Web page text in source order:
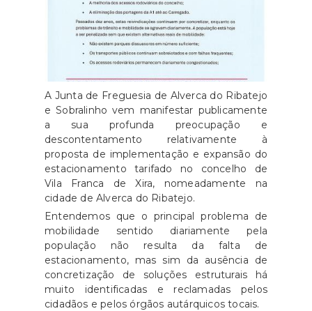
A Junta de Freguesia de Alverca do Ribatejo
e Sobralinho vem manifestar publicamente
a sua profunda preocupação e
descontentamento relativamente à
proposta de implementação e expansão do
estacionamento tarifado no concelho de
Vila Franca de Xira, nomeadamente na
cidade de Alverca do Ribatejo.
Entendemos que o principal problema de
mobilidade sentido diariamente pela
população não resulta da falta de
estacionamento, mas sim da ausência de
concretização de soluções estruturais há
muito identificadas e reclamadas pelos
cidadãos e pelos órgãos autárquicos tocais.